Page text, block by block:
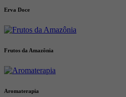
Erva Doce
Frutos da Amazônia
Aromaterapia